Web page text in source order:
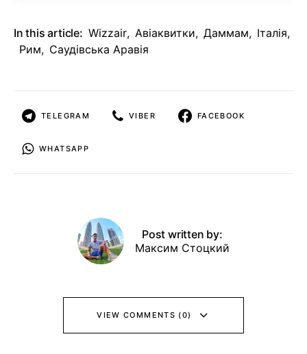
In this article: Wizzair, Авіаквитки, Даммам, Італія,
Рим, Саудівська Аравія
TELEGRAM VIBER FACEBOOK
WHATSAPP
Post written by:
Максим Стоцкий
VIEW COMMENTS (0)